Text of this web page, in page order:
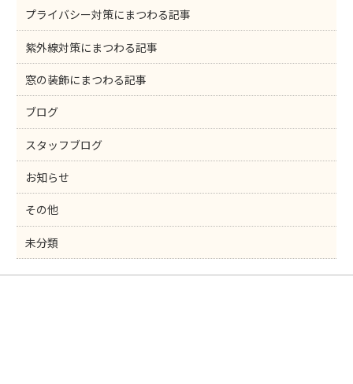
プライバシー対策にまつわる記事
紫外線対策にまつわる記事
窓の装飾にまつわる記事
ブログ
スタッフブログ
お知らせ
その他
未分類